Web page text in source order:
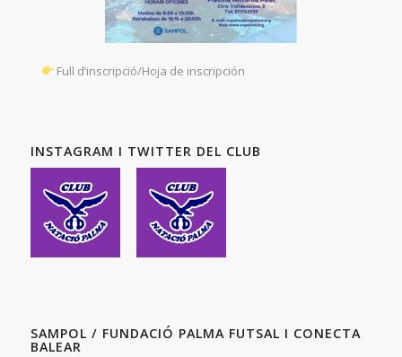
Full d’inscripció/Hoja de inscripción
INSTAGRAM I TWITTER DEL CLUB
SAMPOL / FUNDACIÓ PALMA FUTSAL I CONECTA
BALEAR